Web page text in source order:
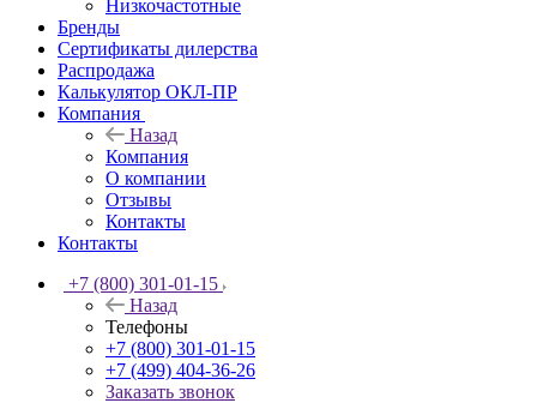
Низкочастотные
Бренды
Сертификаты дилерства
Распродажа
Калькулятор ОКЛ-ПР
Компания
Назад
Компания
О компании
Отзывы
Контакты
Контакты
+7 (800) 301-01-15
Назад
Телефоны
+7 (800) 301-01-15
+7 (499) 404-36-26
Заказать звонок